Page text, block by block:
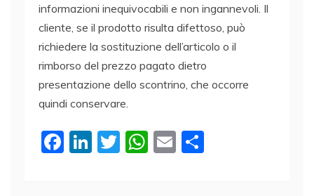
informazioni inequivocabili e non ingannevoli. Il
cliente, se il prodotto risulta difettoso, può
richiedere la sostituzione dell’articolo o il
rimborso del prezzo pagato dietro
presentazione dello scontrino, che occorre
quindi conservare.
F
Li T
W E